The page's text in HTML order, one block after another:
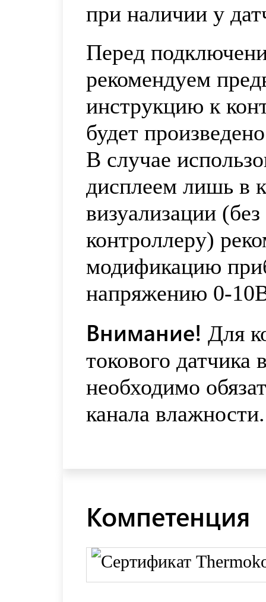
при наличии у
Перед
рекомендуем
инструкцию к
будет
В случае
дисплеем лишь в
визуализации
контроллеру)
модификацию
напряжению 0-
Внимание! Для
токового
необходимо
канала влажности.
Компетенция